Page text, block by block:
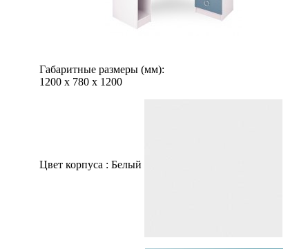
Габаритные размеры (мм):
1200х 780х 1200
Цвет корпуса : Белый